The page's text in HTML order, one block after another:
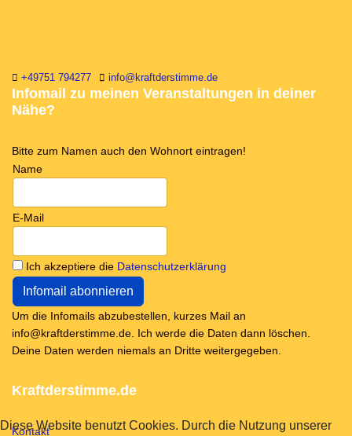
+49751 794277 info@kraftderstimme.de
Infomail zu meinen Veranstaltungen in deiner
Nähe?
Bitte zum Namen auch den Wohnort eintragen!
Name
E-Mail
Ich akzeptiere die Datenschutzerklärung
Um die Infomails abzubestellen, kurzes Mail an
info@kraftderstimme.de. Ich werde die Daten dann löschen.
Deine Daten werden niemals an Dritte weitergegeben.
Kraftderstimme.de
Kontakt
Diese Website benutzt Cookies. Durch die Nutzung unserer